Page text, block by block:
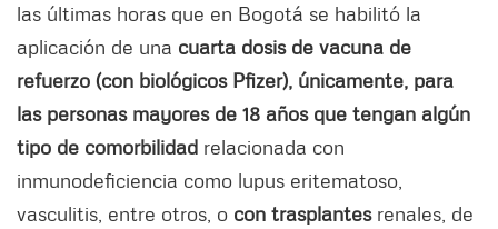
las últimas horas que en Bogotá se habilitó la
aplicación de una cuarta dosis de vacuna de
refuerzo (con biológicos Pfizer), únicamente, para
las personas mayores de 18 años que tengan algún
tipo de comorbilidad relacionada con
inmunodeficiencia como lupus eritematoso,
vasculitis, entre otros, o con trasplantesrenales, de